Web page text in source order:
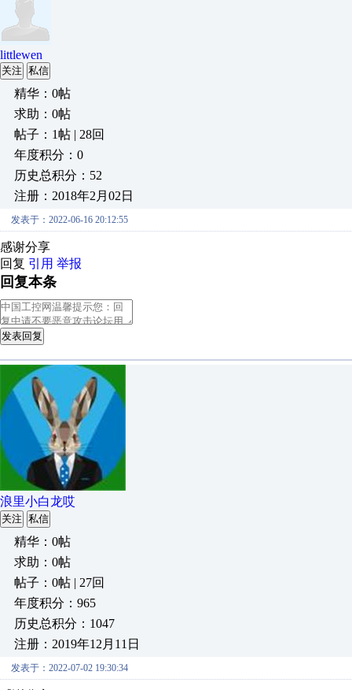
littlewen
关注 私信
精华：0帖
求助：0帖
帖子：1帖 | 28回
年度积分：0
历史总积分：52
注册：2018年2月02日
发表于：2022-06-16 20:12:55
感谢分享
回复 引用 举报
回复本条
发表回复
浪里小白龙哎
关注 私信
精华：0帖
求助：0帖
帖子：0帖 | 27回
年度积分：965
历史总积分：1047
注册：2019年12月11日
发表于：2022-07-02 19:30:34